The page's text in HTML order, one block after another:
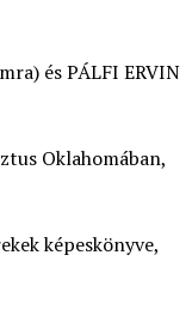
és PÁLFI ERVIN
Oklahomában,
képeskönyve,